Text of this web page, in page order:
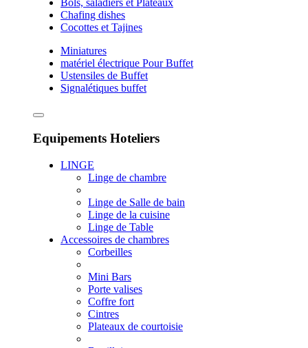
Bols, saladiers et Plateaux
Chafing dishes
Cocottes et Tajines
Miniatures
matériel électrique Pour Buffet
Ustensiles de Buffet
Signalétiques buffet
Equipements Hoteliers
LINGE
Linge de chambre
Linge de Salle de bain
Linge de la cuisine
Linge de Table
Accessoires de chambres
Corbeilles
Mini Bars
Porte valises
Coffre fort
Cintres
Plateaux de courtoisie